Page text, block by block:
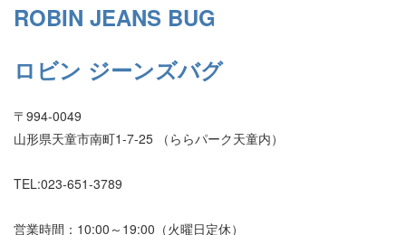
ROBIN JEANS BUG
ロビン ジーンズバグ
〒994-0049
山形県天童市南町1-7-25 （ららパーク天童内）
TEL:023-651-3789
営業時間：10:00～19:00（火曜日定休）